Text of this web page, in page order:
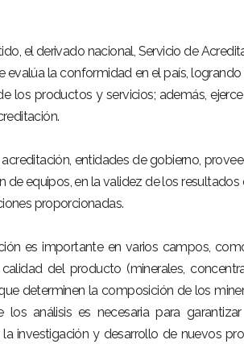
el derivado nacional, Servicio de
evalúa la conformidad en el país,
los productos y servicios; además,
entidades de gobierno,
de equipos, en la validez de los
proporcionadas.
es importante en varios campos,
del producto (minerales,
determinen la composición de los
los análisis es necesaria para
la investigación y desarrollo de nuevos